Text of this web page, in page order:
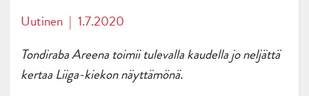
Uutinen | 1.7.2020
Tondiraba Areena toimii tulevalla kaudella jo neljättä
kertaa Liiga-kiekon näyttämönä.